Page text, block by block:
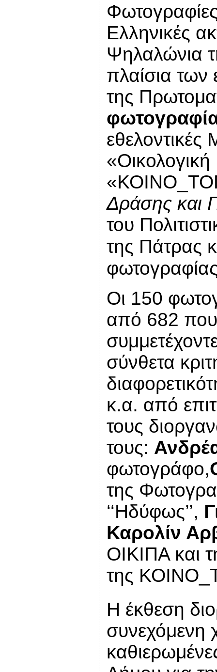
Ελληνικές
Ψηλαλώνια
πλαίσια των
της
Δράσης και
του
της Πάτρας
Οι 150
από 682
σύνθετα
κ.α. από
τους
τους:
φωτογράφο,
της
‘‘Ηδύφως’’,
Καρολίν
ΟΙΚΙΠΑ και
της
Η έκθεση
συνεχόμενη